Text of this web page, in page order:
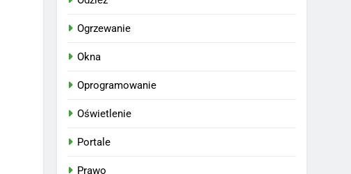
Ogrzewanie
Okna
Oprogramowanie
Oświetlenie
Portale
Prawo